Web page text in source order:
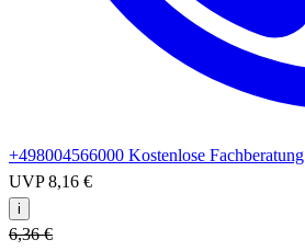
+498004566000 Kostenlose Fachberatung
UVP8,16 €
i
6,36 €